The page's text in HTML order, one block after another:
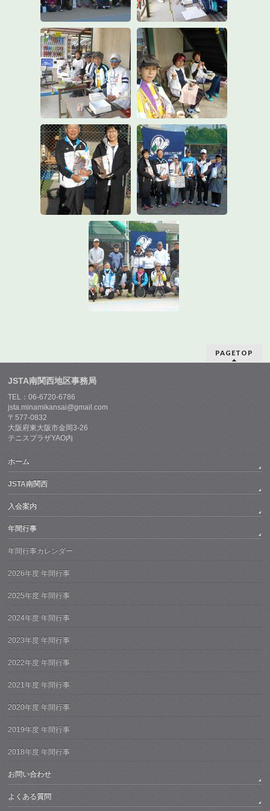
PAGETOP
JSTA南関西地区事務局
TEL：06-6720-6786
jsta.minamikansai@gmail.com
〒577-0832
大阪府東大阪市金岡3-26
テニスプラザYAO内
ホーム
JSTA南関西
入会案内
年間行事
年間行事カレンダー
2026年度 年間行事
2025年度 年間行事
2024年度 年間行事
2023年度 年間行事
2022年度 年間行事
2021年度 年間行事
2020年度 年間行事
2019年度 年間行事
2018年度 年間行事
お問い合わせ
よくある質問